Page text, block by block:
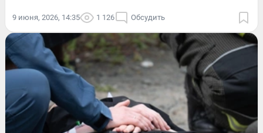
9 июня, 2026, 14:35 1 126 Обсудить